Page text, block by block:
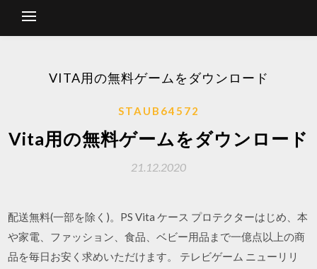
VITA用の無料ゲームをダウンロード
STAUB64572
Vita用の無料ゲームをダウンロード
21.12.2020
配送無料(一部を除く)。PS Vita ケース プロテクターはじめ、本
や家電、ファッション、食品、ベビー用品まで一億点以上の商
品を毎日お安く求めいただけます。 テレビゲーム ニューリリ